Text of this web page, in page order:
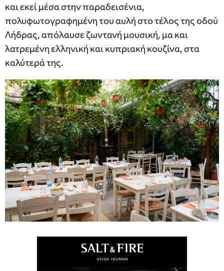
και εκεί μέσα στην παραδεισένια,
πολυφωτογραφημένη του αυλή στο τέλος της οδού
Λήδρας, απόλαυσε ζωντανή μουσική, μα και
λατρεμένη ελληνική και κυπριακή κουζίνα, στα
καλύτερά της.